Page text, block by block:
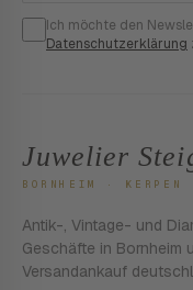
Ich möchte den
Datenschutzerklärung
Juwelier
BORNHEIM · KERPEN
Antik-, Vintage- und
Geschäfte in Bornheim
Versandankauf